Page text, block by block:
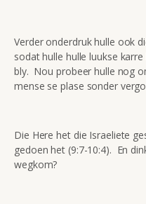
Verder onderdruk hulle ook
sodat hulle hulle luukse
bly. Nou probeer hulle nog
mense se plase sonder
Die Here het die Israeliete
gedoen het (9:7-10:4). En
wegkom?